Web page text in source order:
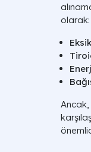
olarak:
Ancak,